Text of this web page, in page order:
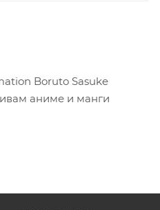
Boruto Sasuke
аниме и манги